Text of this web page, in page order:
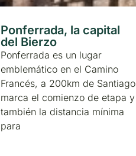
Ponferrada, la capital
del Bierzo
Ponferrada es un lugar
emblemático en el Camino
Francés, a 200km de Santiago
marca el comienzo de etapa y
también la distancia mínima
para